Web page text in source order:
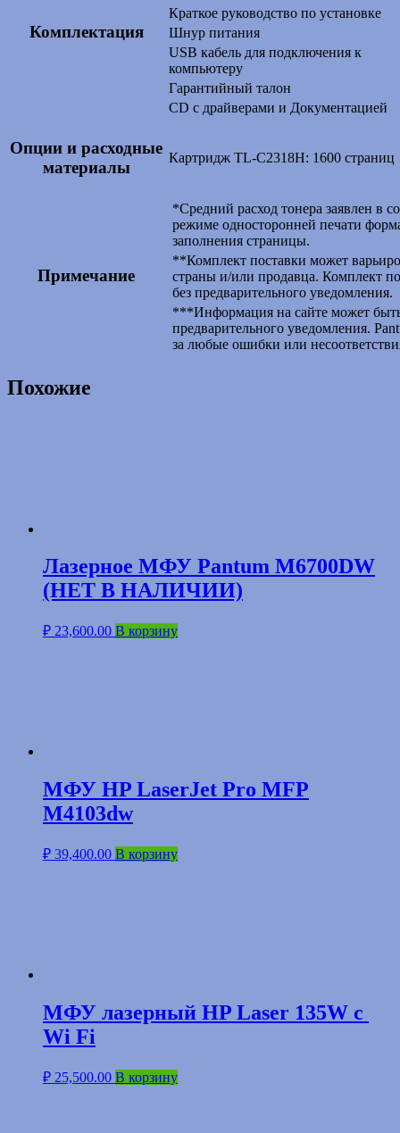
Комплектация
Краткое руководство по установке
Шнур питания
USB кабель для подключения к
компьютеру
Гарантийный талон
CD с драйверами и Документацией
Опции и расходные
материалы
Картридж TL-C2318H: 1600 страниц
Примечание
*Средний расход тонера заявлен в
режиме односторонней печати
заполнения страницы.
**Комплект поставки может
страны и/или продавца. Комплект
без предварительного уведомления.
***Информация на сайте может
предварительного уведомления.
за любые ошибки или
Похожие
Лазерное МФУ Pantum M6700DW
(НЕТ В НАЛИЧИИ)
₽ 23,600.00 В корзину
МФУ HP LaserJet Pro MFP
M4103dw
₽ 39,400.00 В корзину
МФУ лазерный HP Laser 135W с
Wi Fi
₽ 25,500.00 В корзину